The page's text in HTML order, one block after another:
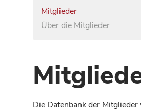
Mitglieder
Über die Mitglieder
Die Datenbank der